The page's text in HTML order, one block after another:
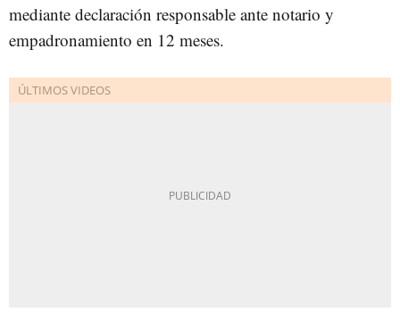
mediante declaración responsable ante notario y
empadronamiento en 12 meses.